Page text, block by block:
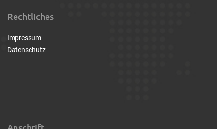
Rechtliches
Impressum
Datenschutz